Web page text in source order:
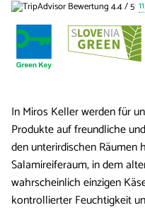
In Miros Keller werden für
Produkte auf freundliche
den unterirdischen Räumen
Salamireiferaum, in dem
wahrscheinlich einzigen
kontrollierter Feuchtigkeit